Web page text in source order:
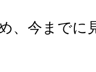
、今まで